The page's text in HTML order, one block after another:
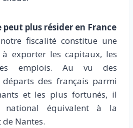
peut plus résider en France
fiscalité constitue une
exporter les capitaux, les
emplois. Au vu des
départs des français parmi
et les plus fortunés, il
équivalent à la
Nantes.